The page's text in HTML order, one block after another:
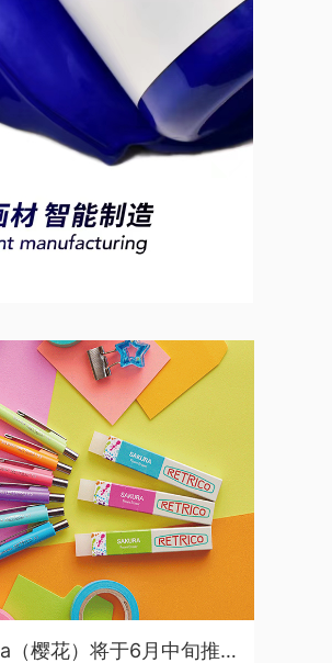
新品｜日本 Sakura（樱花）将于6月中旬推出全新色系的“Sakura Color Products”自动铅笔与橡皮擦